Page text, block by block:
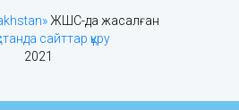
ЖШС-да жасалған
сайттар құру
2021